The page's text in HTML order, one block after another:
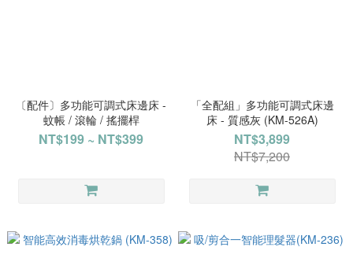
〔配件〕多功能可調式床邊床 -
蚊帳 / 滾輪 / 搖擺桿
NT$199 ~ NT$399
「全配組」多功能可調式床邊
床 - 質感灰 (KM-526A)
NT$3,899
NT$7,200